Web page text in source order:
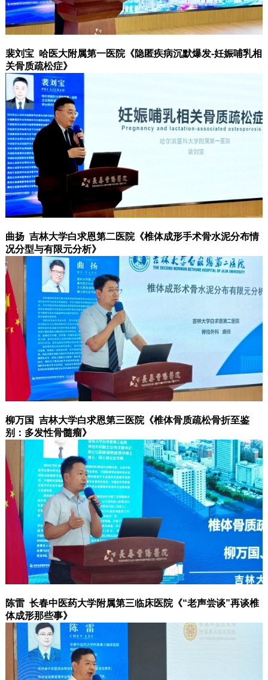
裴刘宝 哈医大附属第一医院《隐匿疾病沉默爆发-妊娠哺乳相
关骨质疏松症》
曲扬 吉林大学白求恩第二医院《椎体成形手术骨水泥分布情
况分型与有限元分析》
柳万国 吉林大学白求恩第三医院《椎体骨质疏松骨折至鉴
别：多发性骨髓瘤》
陈雷 长春中医药大学附属第三临床医院《“老声尝谈”再谈椎
体成形那些事》